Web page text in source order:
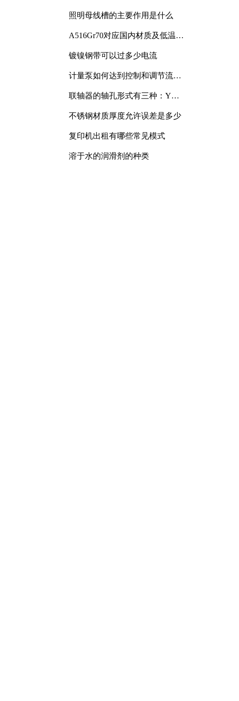
照明母线槽的主要作用是什么
A516Gr70对应国内材质及低温冲
镀镍钢带可以过多少电流
计量泵如何达到控制和调节流量
联轴器的轴孔形式有三种：Y
不锈钢材质厚度允许误差是多少
复印机出租有哪些常见模式
溶于水的润滑剂的种类